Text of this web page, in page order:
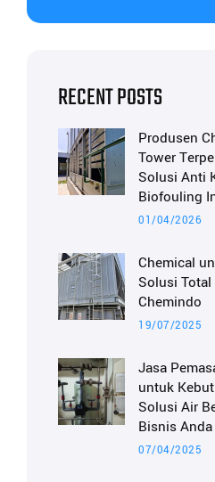
RECENT POSTS
Produsen
Tower
Solusi Anti
Biofouling
01/04/2026
Chemical
Solusi Total
Chemindo
19/07/2025
Jasa
untuk
Solusi Air
Bisnis Anda
07/04/2025